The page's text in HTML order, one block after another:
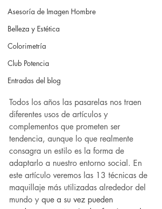
Asesoría de Imagen Hombre
Belleza y Estética
Colorimetría
Club Potencia
Entradas del blog
Todos los años las pasarelas nos traen
diferentes usos de artículos y
complementos que prometen ser
tendencia, aunque lo que realmente
consagra un estilo es la forma de
adaptarlo a nuestro entorno social. En
este artículo veremos las 13 técnicas de
maquillaje más utilizadas alrededor del
mundo y que a su vez pueden